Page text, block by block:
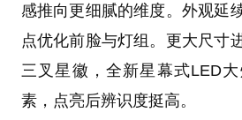
感推向更细腻的维度。外观延
点优化前脸与灯组。更大尺寸
三叉星徽，全新星幕式LED
素，点亮后辨识度挺高。